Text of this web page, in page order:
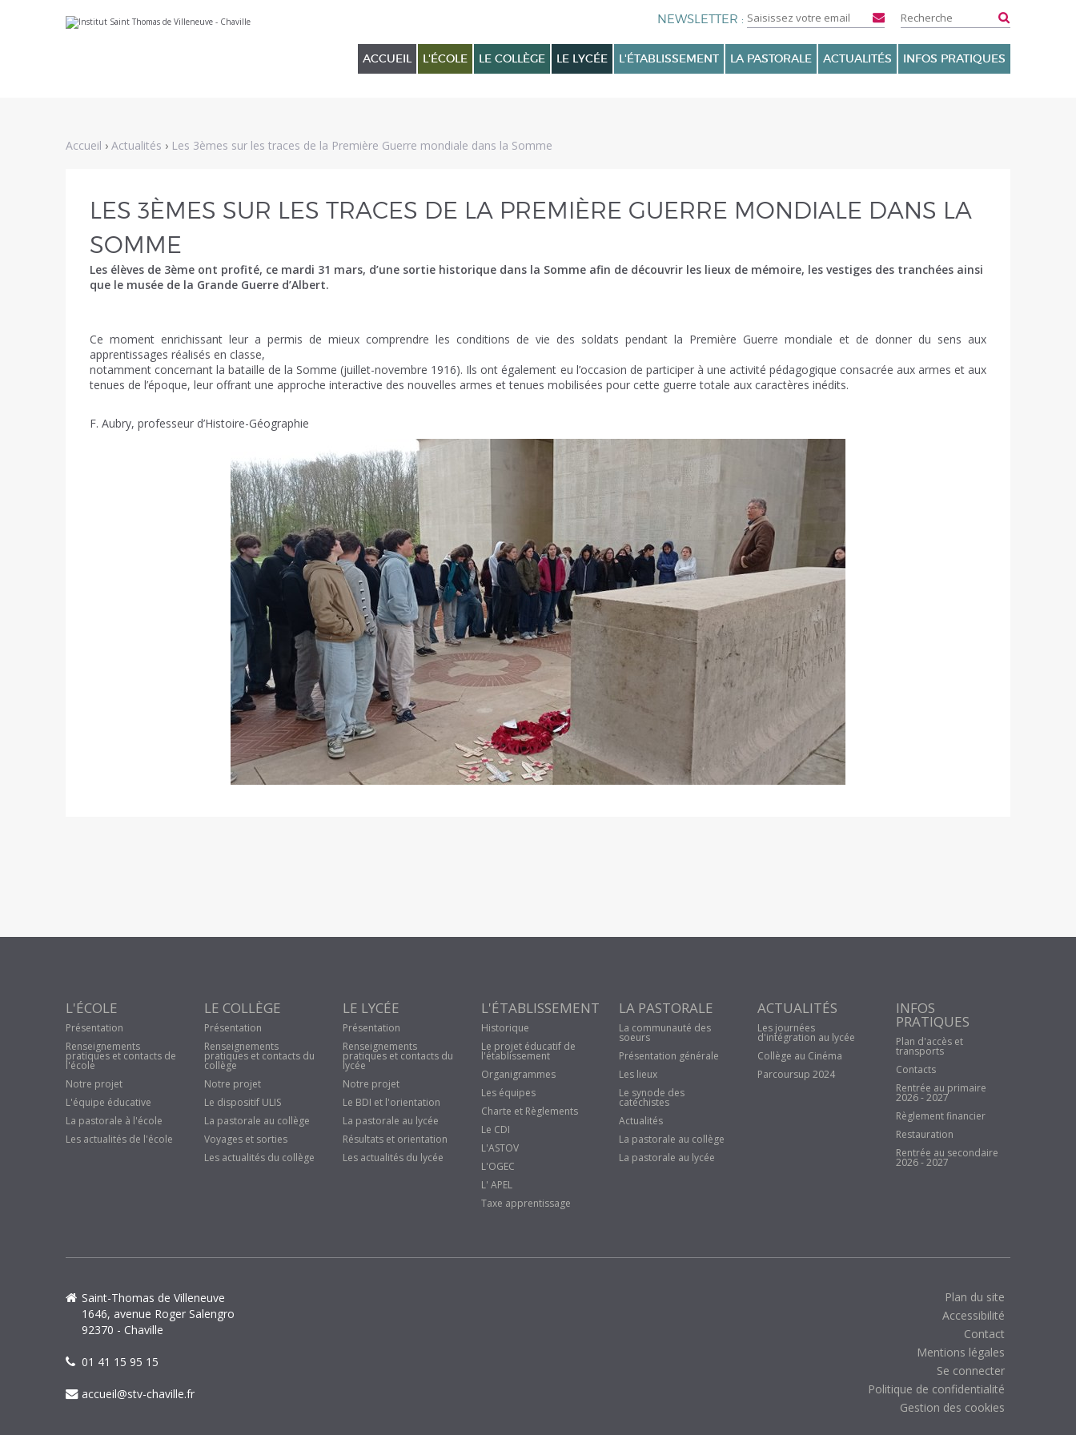
au
personnels
ACCUEIL L'ÉCOLE LE COLLÈGE LE LYCÉE L'ÉTABLISSEMENT LA PASTORALE ACTUALITÉS INFOS PRATIQUES
Accueil › Actualités › Les 3èmes sur les traces de la Première Guerre mondiale dans la Somme
LES 3ÈMES SUR LES TRACES DE LA PREMIÈRE GUERRE MONDIALE DANS LA
SOMME
Les élèves de 3ème ont profité, ce mardi 31 mars, d’une sortie historique dans la Somme afin de découvrir les lieux de mémoire, les vestiges des tranchées ainsi
que le musée de la Grande Guerre d’Albert.
Ce moment enrichissant leur a permis de mieux comprendre les conditions de vie des soldats pendant la Première Guerre mondiale et de donner du sens aux
apprentissages réalisés en classe,
notamment concernant la bataille de la Somme (juillet-novembre 1916). Ils ont également eu l’occasion de participer à une activité pédagogique consacrée aux armes et aux
tenues de l’époque, leur offrant une approche interactive des nouvelles armes et tenues mobilisées pour cette guerre totale aux caractères inédits.
F. Aubry, professeur d’Histoire-Géographie
L'ÉCOLE
Présentation
Renseignements
pratiques et contacts de
l'école
Notre projet
L'équipe éducative
La pastorale à l'école
Les actualités de l'école
LE COLLÈGE
Présentation
Renseignements
pratiques et contacts du
collège
Notre projet
Le dispositif ULIS
La pastorale au collège
Voyages et sorties
Les actualités du collège
LE LYCÉE
Présentation
Renseignements
pratiques et contacts du
lycée
Notre projet
Le BDI et l'orientation
La pastorale au lycée
Résultats et orientation
Les actualités du lycée
L'ÉTABLISSEMENT
Historique
Le projet éducatif de
l'établissement
Organigrammes
Les équipes
Charte et Règlements
Le CDI
L'ASTOV
L'OGEC
L' APEL
Taxe apprentissage
LA PASTORALE
La communauté des
soeurs
Présentation générale
Les lieux
Le synode des
catéchistes
Actualités
La pastorale au collège
La pastorale au lycée
ACTUALITÉS
Les journées
d'intégration au lycée
Collège au Cinéma
Parcoursup 2024
INFOS
PRATIQUES
Plan d'accès et
transports
Contacts
Rentrée au primaire
2026 - 2027
Règlement financier
Restauration
Rentrée au secondaire
2026 - 2027
Plan du site
Accessibilité
Contact
Mentions légales
Se connecter
Politique de confidentialité
Gestion des cookies
Saint-Thomas de Villeneuve
1646, avenue Roger Salengro
92370 - Chaville
01 41 15 95 15
accueil@stv-chaville.fr